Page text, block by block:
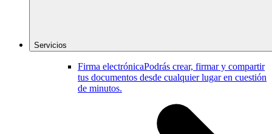
Servicios
Firma electrónicaPodrás crear, firmar y compartir
tus documentos desde cualquier lugar en cuestión
de minutos.